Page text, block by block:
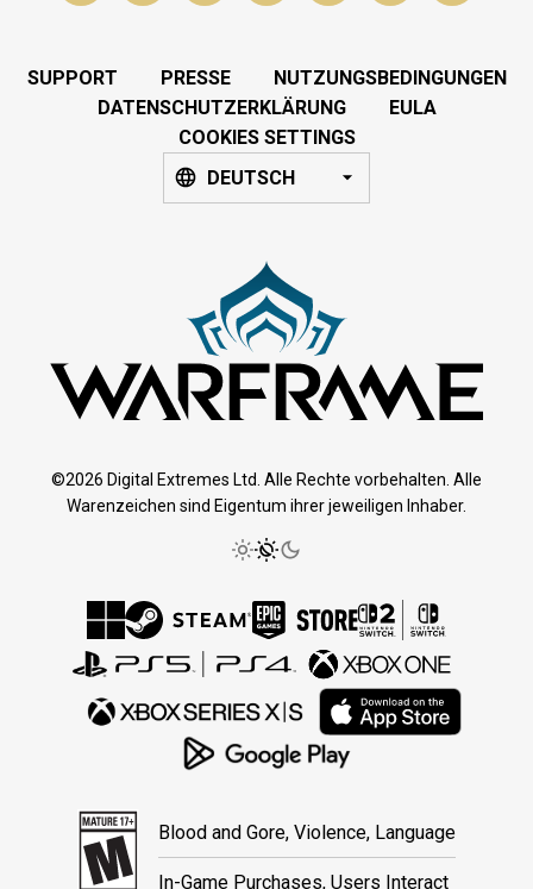
SUPPORT PRESSE
NUTZUNGSBEDINGUNGEN
DATENSCHUTZERKLÄRUNG
EULA
COOKIES SETTINGS
DEUTSCH
©2026 Digital Extremes Ltd. Alle Rechte vorbehalten. Alle
Warenzeichen sind Eigentum ihrer jeweiligen Inhaber.
Blood and Gore, Violence, Language
In-Game Purchases, Users Interact